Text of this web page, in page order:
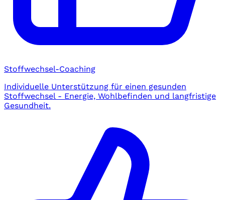
Stoffwechsel-Coaching
Individuelle Unterstützung für einen gesunden
Stoffwechsel - Energie, Wohlbefinden und langfristige
Gesundheit.